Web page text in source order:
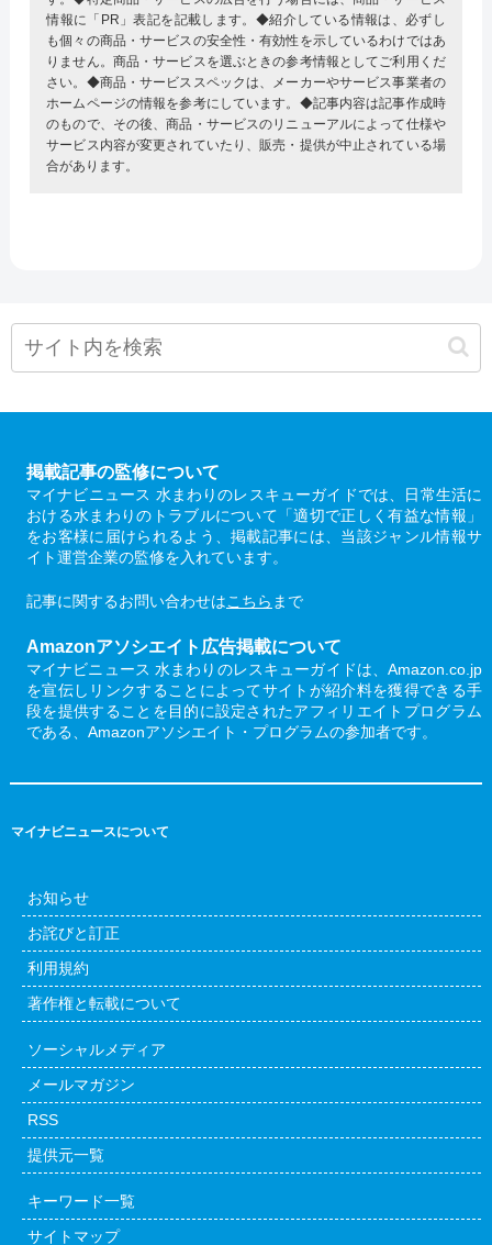
情報に「PR」表記を記載します。◆紹介している情報は、必ずし
も個々の商品・サービスの安全性・有効性を示しているわけではあ
りません。商品・サービスを選ぶときの参考情報としてご利用くだ
さい。◆商品・サービススペックは、メーカーやサービス事業者の
ホームページの情報を参考にしています。◆記事内容は記事作成時
のもので、その後、商品・サービスのリニューアルによって仕様や
サービス内容が変更されていたり、販売・提供が中止されている場
合があります。
掲載記事の監修について
マイナビニュース 水まわりのレスキューガイドでは、日常生活に
おける水まわりのトラブルについて「適切で正しく有益な情報」
をお客様に届けられるよう、掲載記事には、当該ジャンル情報サ
イト運営企業の監修を入れています。
記事に関するお問い合わせはこちら まで
Amazonアソシエイト広告掲載について
マイナビニュース 水まわりのレスキューガイドは、Amazon.co.jp
を宣伝しリンクすることによってサイトが紹介料を獲得できる手
段を提供することを目的に設定されたアフィリエイトプログラム
である、Amazonアソシエイト・プログラムの参加者です。
マイナビニュースについて
お知らせ
お詫びと訂正
利用規約
著作権と転載について
ソーシャルメディア
メールマガジン
RSS
提供元一覧
キーワード一覧
サイトマップ